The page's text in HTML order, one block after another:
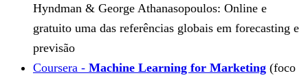
Hyndman & George Athanasopoulos: Online e
gratuito uma das referências globais em forecasting e
previsão
Coursera - Machine Learning for Marketing (foco